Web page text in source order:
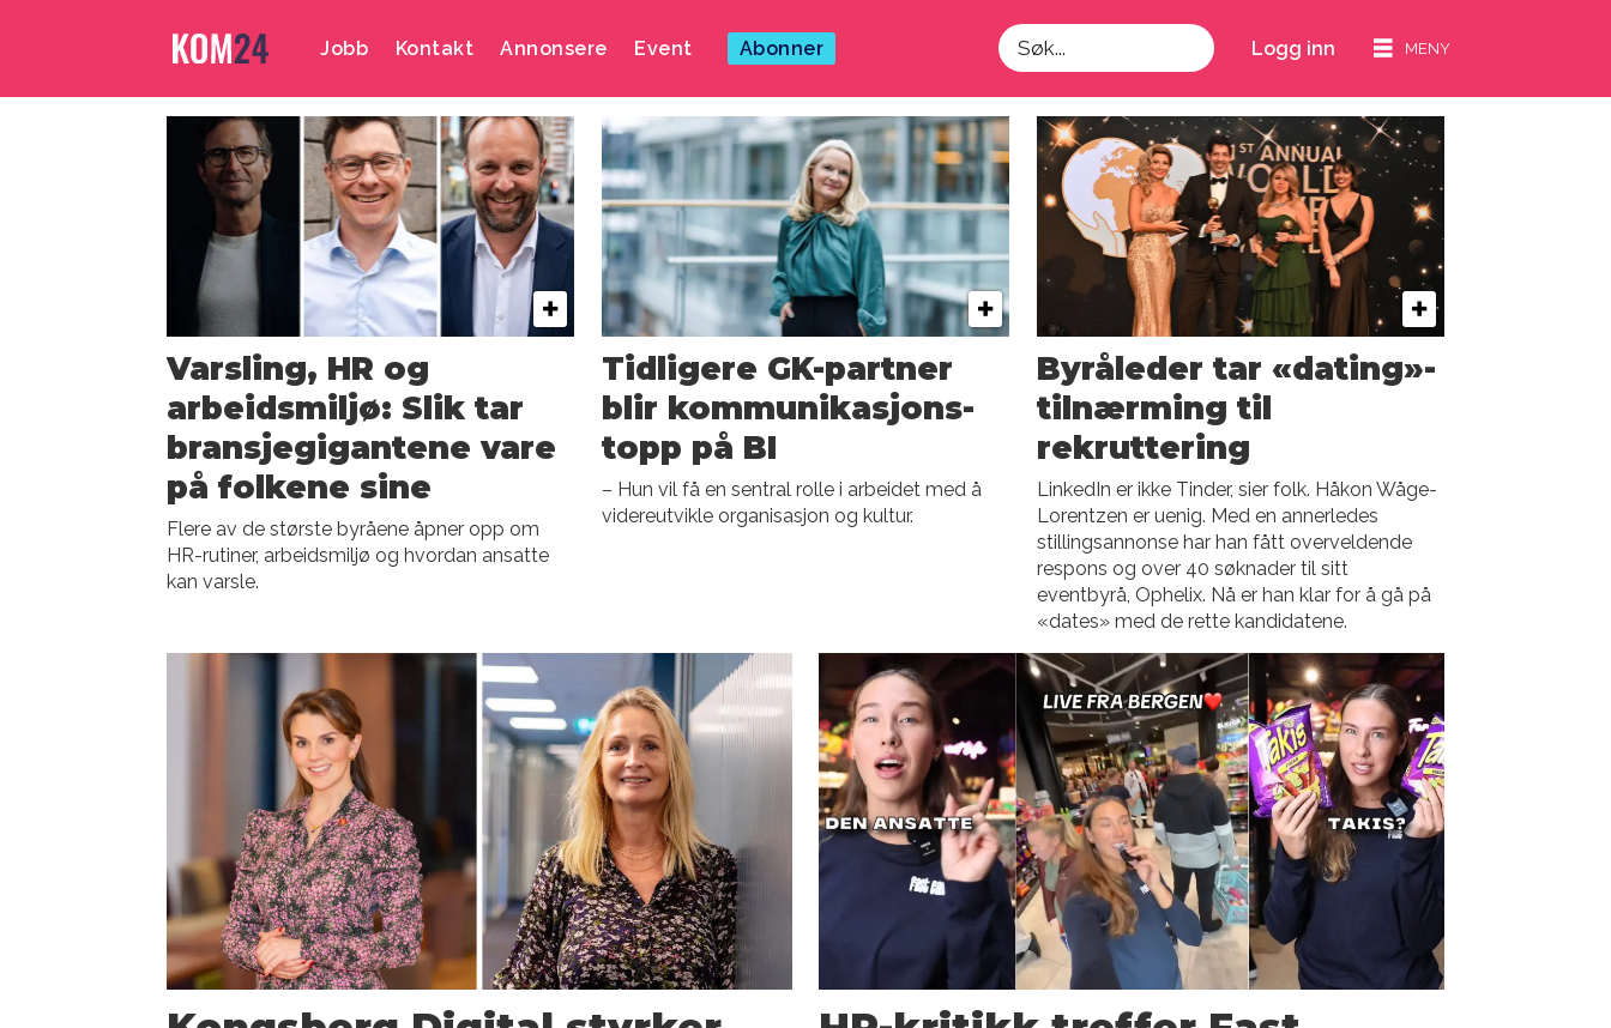
Jobb Kontakt Annonsere Event Abonner
Søk
Logg inn
Emne:
Varsling, HR og
arbeidsmiljø: Slik tar
bransjegigantene vare
på folkene sine
Flere av de største byråene åpner opp om
HR-rutiner, arbeidsmiljø og hvordan ansatte
kan varsle.
Tidligere GK-partner
blir kommunikasjons-
topp på BI
– Hun vil få en sentral rolle i arbeidet med å
videreutvikle organisasjon og kultur.
Byråleder tar «dating»-
tilnærming til
rekruttering
LinkedIn er ikke Tinder, sier folk. Håkon Wåge-
Lorentzen er uenig. Med en annerledes
stillingsannonse har han fått overveldende
respons og over 40 søknader til sitt
eventbyrå, Ophelix. Nå er han klar for å gå på
«dates» med de rette kandidatene.